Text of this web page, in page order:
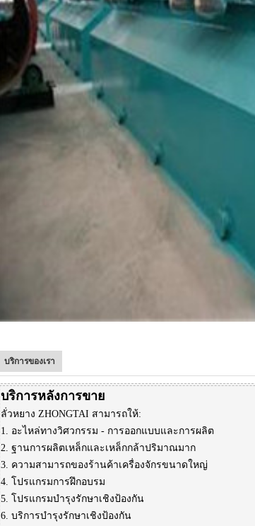
บริการของเรา
บริการหลังการขาย
ลั่วหยาง ZHONGTAI สามารถให้:
1. อะไหล่ทางวิศวกรรม - การออกแบบและการผลิต
2. ฐานการผลิตเหล็กและเหล็กกล้าปริมาณมาก
3. ความสามารถของร้านค้าเครื่องจักรขนาดใหญ่
4. โปรแกรมการฝึกอบรม
5. โปรแกรมบำรุงรักษาเชิงป้องกัน
6. บริการบำรุงรักษาเชิงป้องกัน